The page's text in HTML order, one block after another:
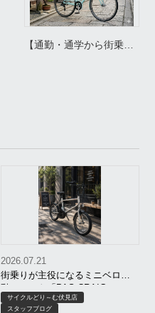
【通勤・通学から街乗り
街乗りが主役になるミニベロ電
動アシスト「PAS CRAIG
ALLEY」がオシャレすぎる！
2026.07.21
サイクルどり～む伏見店
スタッフブログ